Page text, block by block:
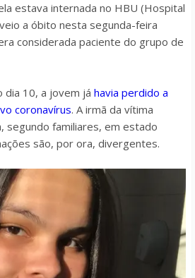
estava internada no HBU (Hospital
a óbito nesta segunda-feira
considerada paciente do grupo de
dia 10, a jovem já havia perdido a
coronavírus. A irmã da vítima
segundo familiares, em estado
são, por ora, divergentes.